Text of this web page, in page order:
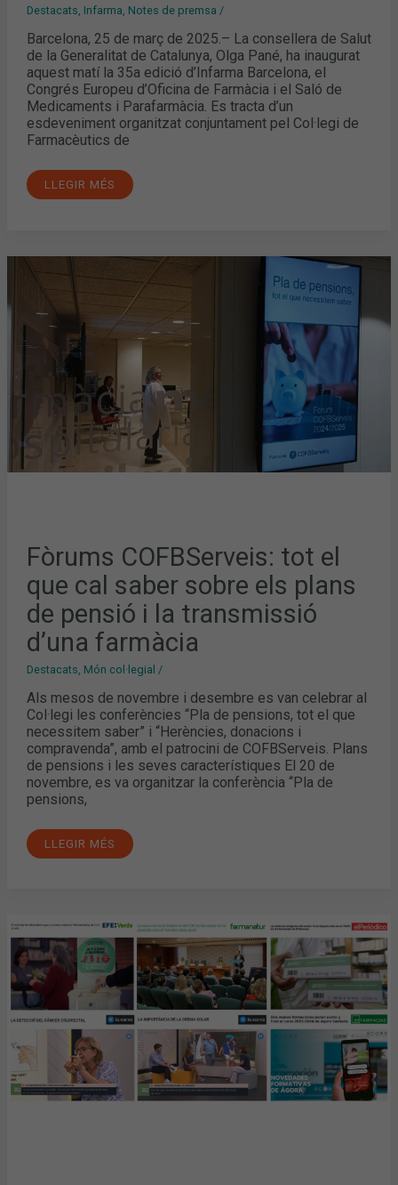
Destacats, Infarma, Notes de premsa /
Barcelona, 25 de març de 2025.– La consellera de Salut
de la Generalitat de Catalunya, Olga Pané, ha inaugurat
aquest matí la 35a edició d’Infarma Barcelona, el
Congrés Europeu d’Oficina de Farmàcia i el Saló de
Medicaments i Parafarmàcia. Es tracta d’un
esdeveniment organitzat conjuntament pel Col·legi de
Farmacèutics de
LLEGIR MÉS
Fòrums COFBServeis: tot el
que cal saber sobre els plans
de pensió i la transmissió
d’una farmàcia
Destacats Món col·legial /
Als mesos de novembre i desembre es van celebrar al
Col·legi les conferències “Pla de pensions, tot el que
necessitem saber” i “Herències, donacions i
compravenda”, amb el patrocini de COFBServeis. Plans
de pensions i les seves característiques El 20 de
novembre, es va organitzar la conferència “Pla de
pensions,
FÒRUMS
CAL
SABER
SOBRE
DE
PENSIÓ
TRANSMISSIÓ
D’UNA
FARMÀCIA
LLEGIR MÉS
I
JUNY:
LA
CAMPANYA
“JO
T’AJUDO
RESPIRAR,
TU
M’AJUDES
RECICLAR”,
PRESA
DE
POSSESSIÓ